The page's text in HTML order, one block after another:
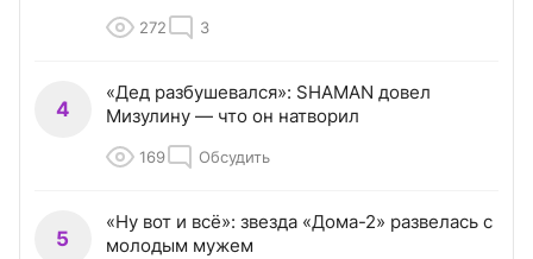
272 3
4
«Дед разбушевался»: SHAMAN довел
Мизулину — что он натворил
169 Обсудить
5
«Ну вот и всё»: звезда «Дома-2» развелась с
молодым мужем